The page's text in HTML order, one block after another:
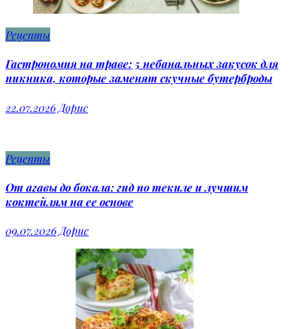
Рецепты
Гастрономия на траве: 5 небанальных закусок для
пикника, которые заменят скучные бутерброды
22.07.2026 Дорис
Рецепты
От агавы до бокала: гид по текиле и лучшим
коктейлям на ее основе
09.07.2026Дорис